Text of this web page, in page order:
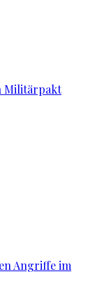
Militärpakt
Angriffe im